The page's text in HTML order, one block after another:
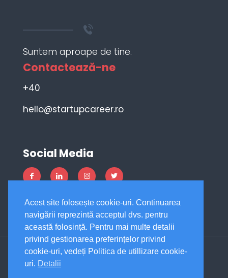
Suntem aproape de tine.
Contactează-ne
+40
hello@startupcareer.ro
Social Media
Acest site folosește cookie-uri. Continuarea
navigării reprezintă acceptul dvs. pentru
această folosință. Pentru mai multe detalii
privind gestionarea preferințelor privind
cookie-uri, vedeți Politica de utillizare cookie-
uri. Detalii